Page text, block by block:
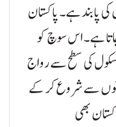
پابند ہے۔ پاکستان
جاتا ہے۔ اس سوچ کو
کی سطح سے رواج
سے شروع کر کے
بھی